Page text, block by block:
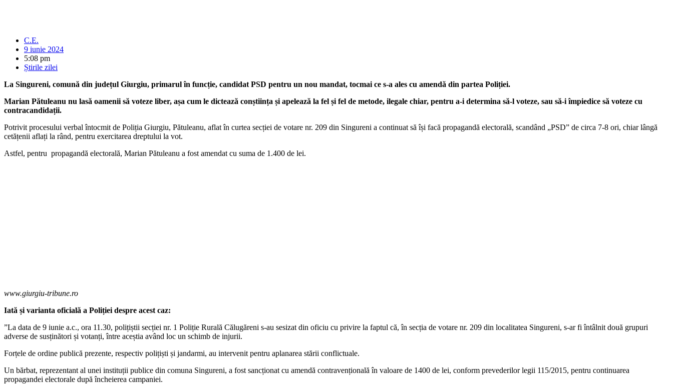
C.E.
9 iunie 2024
5:08 pm
Știrile zilei
La Singureni, comună din județul Giurgiu, primarul în funcție, candidat PSD pentru un nou mandat, tocmai ce s-a ales cu amendă din partea Poliției.
Marian Pătuleanu nu lasă oamenii să voteze liber, așa cum le dictează conștiința și apelează la fel și fel de metode, ilegale chiar, pentru a-i determina să-l voteze, sau să-i împiedice să voteze cu
contracandidații.
Potrivit procesului verbal întocmit de Poliția Giurgiu, Pătuleanu, aflat în curtea secției de votare nr. 209 din Singureni a continuat să își facă propagandă electorală, scandând „PSD” de circa 7-8 ori, chiar lângă
cetățenii aflați la rând, pentru exercitarea dreptului la vot.
Astfel, pentru propagandă electorală, Marian Pătuleanu a fost amendat cu suma de 1.400 de lei.
www.giurgiu-tribune.ro
Iată și varianta oficială a Poliției despre acest caz:
”La data de 9 iunie a.c., ora 11.30, polițiștii secției nr. 1 Poliție Rurală Călugăreni s-au sesizat din oficiu cu privire la faptul că, în secția de votare nr. 209 din localitatea Singureni, s-ar fi întâlnit două grupuri
adverse de susținători și votanți, între aceștia având loc un schimb de injurii.
Forțele de ordine publică prezente, respectiv polițiști și jandarmi, au intervenit pentru aplanarea stării conflictuale.
Un bărbat, reprezentant al unei instituții publice din comuna Singureni, a fost sancționat cu amendă contravențională în valoare de 1400 de lei, conform prevederilor legii 115/2015, pentru continuarea
propagandei electorale după încheierea campaniei.